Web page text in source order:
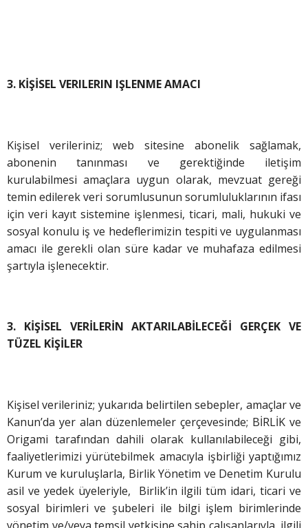
3. KİŞİSEL VERILERIN IŞLENME AMACI
Kişisel verileriniz; web sitesine abonelik sağlamak,
abonenin tanınması ve gerektiğinde iletişim
kurulabilmesi amaçlara uygun olarak, mevzuat gereği
temin edilerek veri sorumlusunun sorumluluklarının ifası
için veri kayıt sistemine işlenmesi, ticari, mali, hukuki ve
sosyal konulu iş ve hedeflerimizin tespiti ve uygulanması
amacı ile gerekli olan süre kadar ve muhafaza edilmesi
şartıyla işlenecektir.
3. KİŞİSEL VERİLERİN AKTARILABİLECEĞİ GERÇEK VE
TÜZEL KİŞİLER
Kişisel verileriniz; yukarıda belirtilen sebepler, amaçlar ve
Kanun’da yer alan düzenlemeler çerçevesinde; BİRLİK ve
Origami tarafından dahili olarak kullanılabileceği gibi,
faaliyetlerimizi yürütebilmek amacıyla işbirliği yaptığımız
Kurum ve kuruluşlarla, Birlik Yönetim ve Denetim Kurulu
asil ve yedek üyeleriyle, Birlik’in ilgili tüm idari, ticari ve
sosyal birimleri ve şubeleri ile bilgi işlem birimlerinde
yönetim ve/veya temsil yetkisine sahip çalışanlarıyla, ilgili